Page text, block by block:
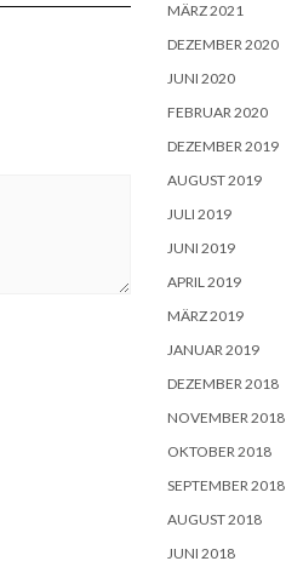
MÄRZ 2021
DEZEMBER 2020
JUNI 2020
FEBRUAR 2020
DEZEMBER 2019
AUGUST 2019
JULI 2019
JUNI 2019
APRIL 2019
MÄRZ 2019
JANUAR 2019
DEZEMBER 2018
NOVEMBER 2018
OKTOBER 2018
SEPTEMBER 2018
AUGUST 2018
JUNI 2018